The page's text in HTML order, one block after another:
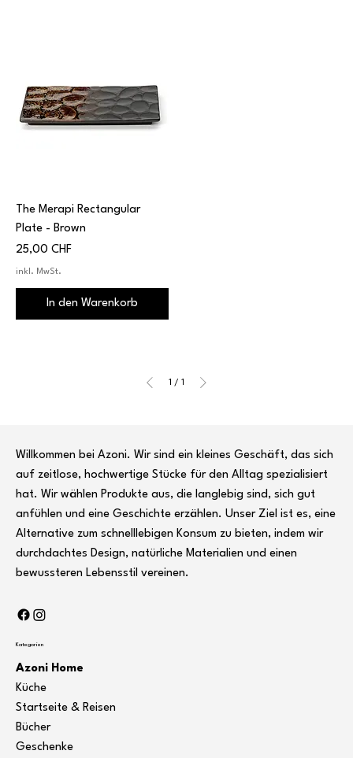
The Merapi Rectangular
Plate - Brown
Preis
25,00 CHF
inkl. MwSt.
In den Warenkorb
1 / 1
Willkommen bei Azoni. Wir sind ein kleines Geschäft, das sich
auf zeitlose, hochwertige Stücke für den Alltag spezialisiert
hat. Wir wählen Produkte aus, die langlebig sind, sich gut
anfühlen und eine Geschichte erzählen. Unser Ziel ist es, eine
Alternative zum schnelllebigen Konsum zu bieten, indem wir
durchdachtes Design, natürliche Materialien und einen
bewussteren Lebensstil vereinen.
Kategorien
Azoni Home
Küche
Startseite & Reisen
Bücher
Geschenke